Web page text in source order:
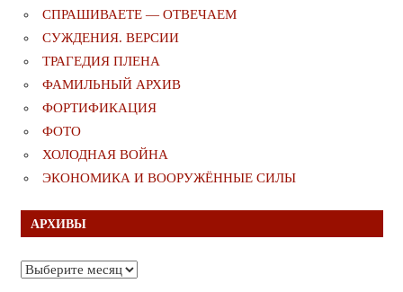
СПРАШИВАЕТЕ — ОТВЕЧАЕМ
СУЖДЕНИЯ. ВЕРСИИ
ТРАГЕДИЯ ПЛЕНА
ФАМИЛЬНЫЙ АРХИВ
ФОРТИФИКАЦИЯ
ФОТО
ХОЛОДНАЯ ВОЙНА
ЭКОНОМИКА И ВООРУЖЁННЫЕ СИЛЫ
АРХИВЫ
Архивы